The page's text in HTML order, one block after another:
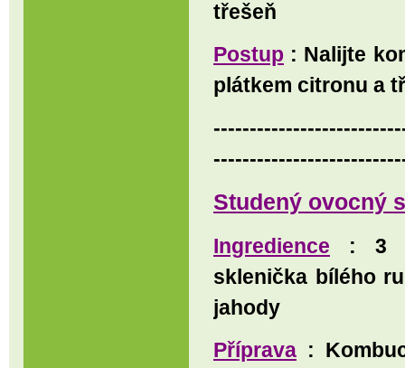
třešeň
Postup : Nalijte
plátkem citronu a
Studený ovocný
Ingredience : 3
sklenička bílého
jahody
Příprava :